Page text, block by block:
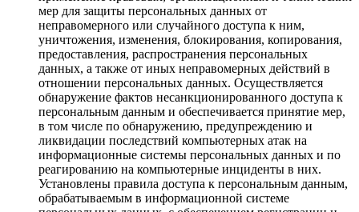
мер для защиты персональных данных от
неправомерного или случайного доступа к ним,
уничтожения, изменения, блокирования, копирования,
предоставления, распространения персональных
данных, а также от иных неправомерных действий в
отношении персональных данных. Осуществляется
обнаружение фактов несанкционированного доступа к
персональным данным и обеспечивается принятие мер,
в том числе по обнаружению, предупреждению и
ликвидации последствий компьютерных атак на
информационные системы персональных данных и по
реагированию на компьютерные инциденты в них.
Установлены правила доступа к персональным данным,
обрабатываемым в информационной системе